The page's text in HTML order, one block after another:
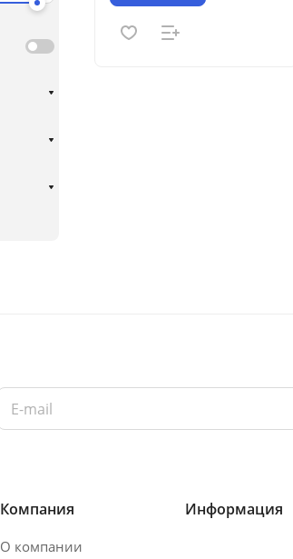
Компания
О компании
Информация